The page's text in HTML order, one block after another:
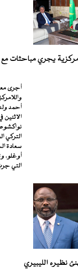
يجري مباحثات مع
أجرى
أحمد
الاثنين
التركي
سعادة
أوغلو.
التي
نظيره الليبيري